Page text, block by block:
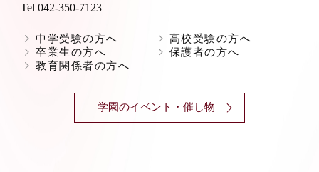
Tel 042-350-7123
中学受験の方へ
高校受験の方へ
卒業生の方へ
保護者の方へ
教育関係者の方へ
学園のイベント・催し物